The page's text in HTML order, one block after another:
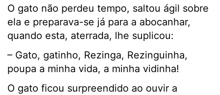
O gato não perdeu tempo, saltou ágil sobre
ela e preparava-se já para a abocanhar,
quando esta, aterrada, lhe suplicou:
– Gato, gatinho, Rezinga, Rezinguinha,
poupa a minha vida, a minha vidinha!
O gato ficou surpreendido ao ouvir a